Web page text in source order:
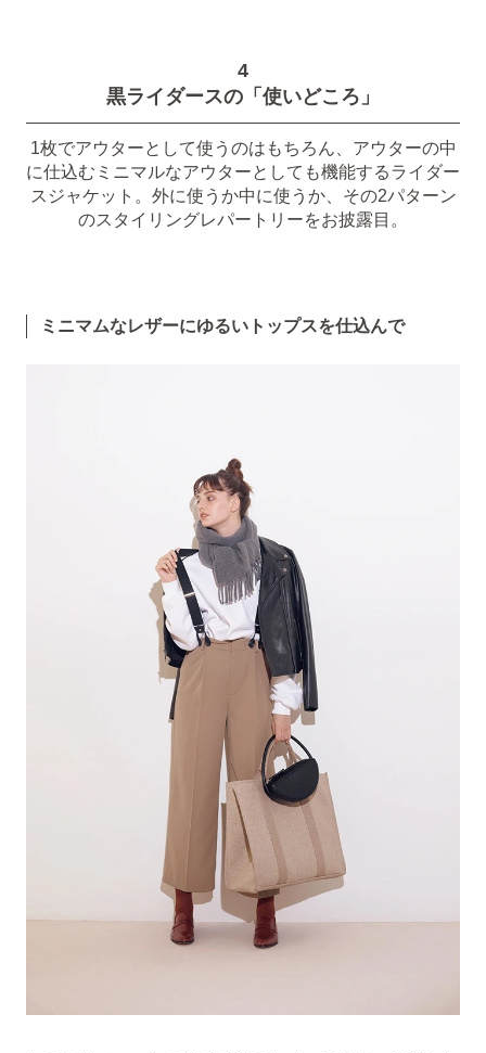
4
黒ライダースの「使いどころ」
1枚でアウターとして使うのはもちろん、アウターの中
に仕込むミニマルなアウターとしても機能するライダー
スジャケット。外に使うか中に使うか、その2パターン
のスタイリングレパートリーをお披露目。
ミニマムなレザーにゆるいトップスを仕込んで